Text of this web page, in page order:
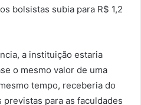
bolsistas subia para R$ 1,2
a instituição estaria
o mesmo valor de uma
tempo, receberia do
para as faculdades